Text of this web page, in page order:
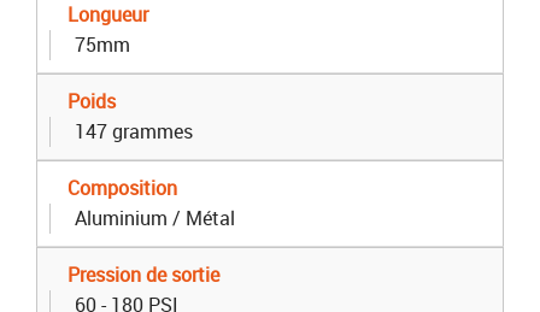
Longueur
75mm
Poids
147 grammes
Composition
Aluminium / Métal
Pression de sortie
60 - 180 PSI